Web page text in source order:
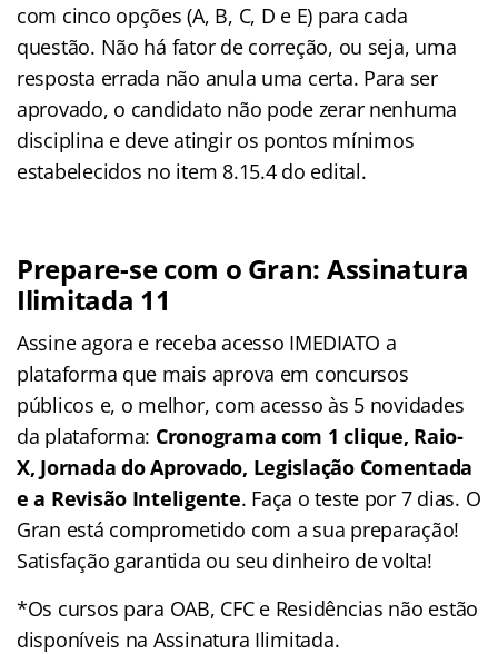
com cinco opções (A, B, C, D e E) para cada
questão. Não há fator de correção, ou seja, uma
resposta errada não anula uma certa. Para ser
aprovado, o candidato não pode zerar nenhuma
disciplina e deve atingir os pontos mínimos
estabelecidos no item 8.15.4 do edital.
Prepare-se com o Gran: Assinatura
Ilimitada 11
Assine agora e receba acesso IMEDIATO a
plataforma que mais aprova em concursos
públicos e, o melhor, com acesso às 5 novidades
da plataforma: Cronograma com 1 clique, Raio-
X, Jornada do Aprovado, Legislação Comentada
e a Revisão Inteligente. Faça o teste por 7 dias. O
Gran está comprometido com a sua preparação!
Satisfação garantida ou seu dinheiro de volta!
*Os cursos para OAB, CFC e Residências não estão
disponíveis na Assinatura Ilimitada.